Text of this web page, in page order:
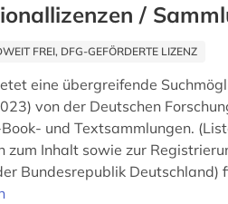
/
FREI, DFG-GEFÖRDERTE LIZENZ
eine übergreifende
von der Deutschen
und Textsammlungen.
zum Inhalt sowie zur
Bundesrepublik Deutschland)